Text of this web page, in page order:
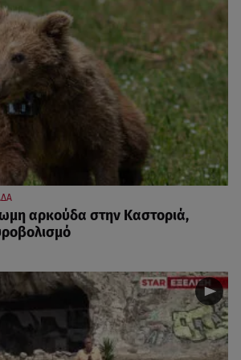
αρκούδα στην Καστοριά,